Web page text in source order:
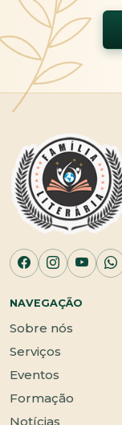
NAVEGAÇÃO
Sobre nós
Serviços
Eventos
Formação
Notícias